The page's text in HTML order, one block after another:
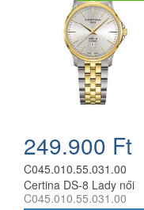
249.900 Ft
C045.010.55.031.00
Certina DS-8 Lady női
analóg karóra
C045.010.55.031.00